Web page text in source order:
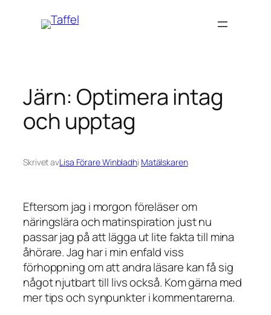
Järn: Optimera intag
och upptag
Skrivet avLisa Förare Winbladhi Matälskaren
Eftersom jag i morgon föreläser om
näringslära och matinspiration just nu
passar jag på att lägga ut lite fakta till mina
åhörare. Jag har i min enfald viss
förhoppning om att andra läsare kan få sig
något njutbart till livs också. Kom gärna med
mer tips och synpunkter i kommentarerna.